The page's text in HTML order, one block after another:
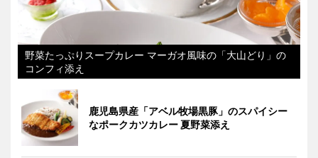
野菜たっぷりスープカレー マーガオ風味の「大山どり」の
コンフィ添え
鹿児島県産「アベル牧場黒豚」のスパイシー
なポークカツカレー 夏野菜添え